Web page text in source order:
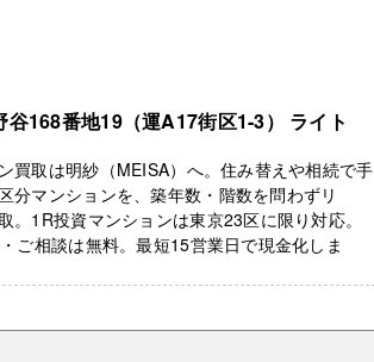
168番地19（運A17街区1-3） ライト
買取は明紗（MEISA）へ。住み替えや相続で手
分マンションを、築年数・階数を問わずリ
。1R投資マンションは東京23区に限り対応。
ご相談は無料。最短15営業日で現金化しま